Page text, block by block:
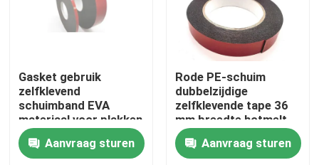
Thuis
Producten
Gasket gebruik
zelfklevend
schuimband EVA
materiaal voor plakken
Aanvraag sturen
Rode PE-schuim
dubbelzijdige
zelfklevende tape 36
mm breedte hotmelt
basis
Aanvraag sturen